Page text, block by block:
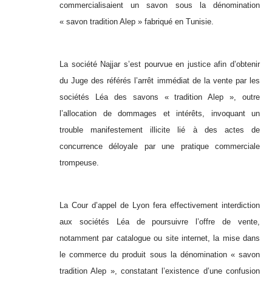
commercialisaient un savon sous la dénomination
« savon tradition Alep » fabriqué en Tunisie.
La société Najjar s’est pourvue en justice afin d’obtenir
du Juge des référés l’arrêt immédiat de la vente par les
sociétés Léa des savons « tradition Alep », outre
l’allocation de dommages et intérêts, invoquant un
trouble manifestement illicite lié à des actes de
concurrence déloyale par une pratique commerciale
trompeuse.
La Cour d’appel de Lyon fera effectivement interdiction
aux sociétés Léa de poursuivre l’offre de vente,
notamment par catalogue ou site internet, la mise dans
le commerce du produit sous la dénomination « savon
tradition Alep », constatant l’existence d’une confusion